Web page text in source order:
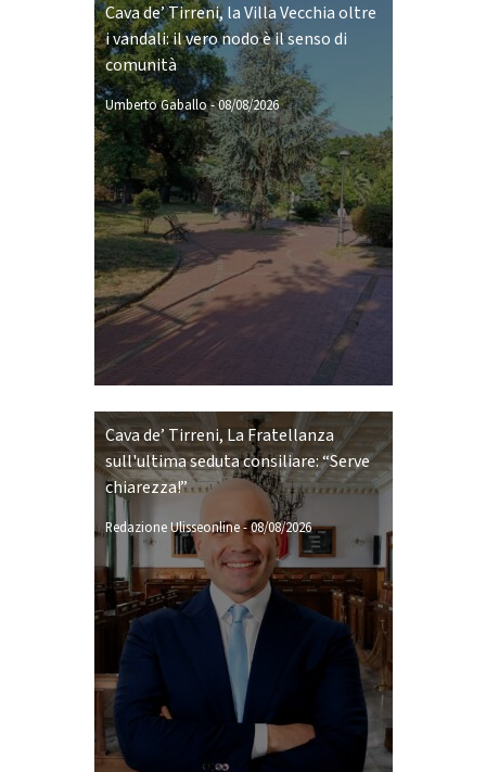
Cava de’ Tirreni, la Villa Vecchia oltre
i vandali: il vero nodo è il senso di
comunità
Umberto Gaballo-08/08/2026
Cava de’ Tirreni, La Fratellanza
sull'ultima seduta consiliare: “Serve
chiarezza!”
Redazione Ulisseonline-08/08/2026